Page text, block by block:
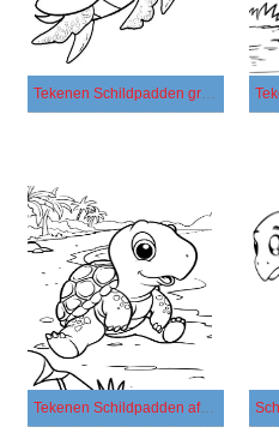
Tekenen Schildpadden gratis
Tekenen Schildpadden afdrukbaar